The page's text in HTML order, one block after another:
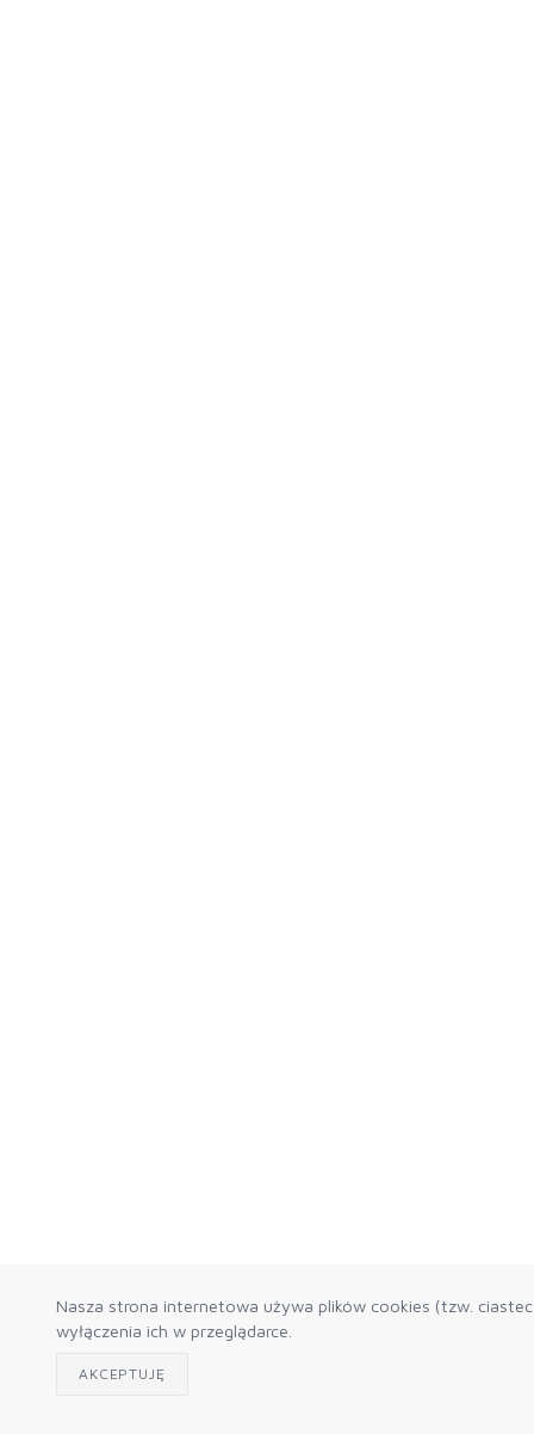
Nasza strona internetowa używa plików cookies (tzw.
wyłączenia ich w przeglądarce.
AKCEPTUJĘ